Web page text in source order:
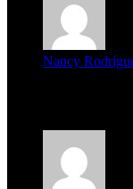
Nancy